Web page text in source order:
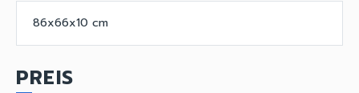
86x66x10 cm
PREIS